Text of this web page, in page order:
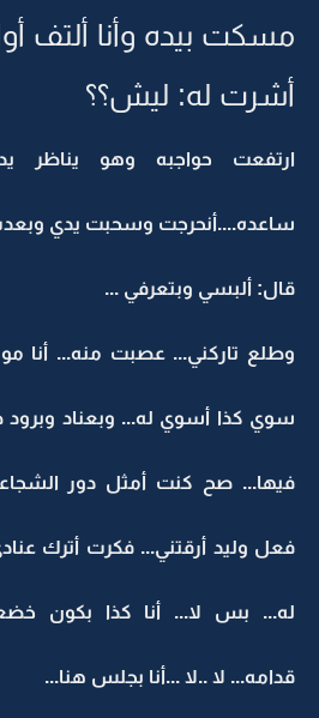
مسكت بيده وأنا ألتف
أشرت له: ليش؟؟
ارتفعت حواجبه وهو يناظر
ساعده....أنحرجت وسحبت يدي
قال: ألبسي وبتعرفي ...
وطلع تاركني... عصبت منه... أنا
سوي كذا أسوي له... وبعناد
فيها... صح كنت أمثل دور
فعل وليد أرقتني... فكرت أترك
له... بس لا... أنا كذا بكون
قدامه... لا ..لا ...أنا بجلس هنا...